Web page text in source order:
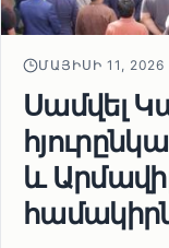
ՄԱՅԻՍԻ 11, 2026
Սամվել
և